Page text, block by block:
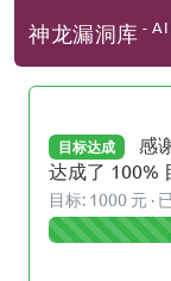
神龙漏洞库 - AI
目标达成
感
达成了 100%
目标: 1000 元 ·